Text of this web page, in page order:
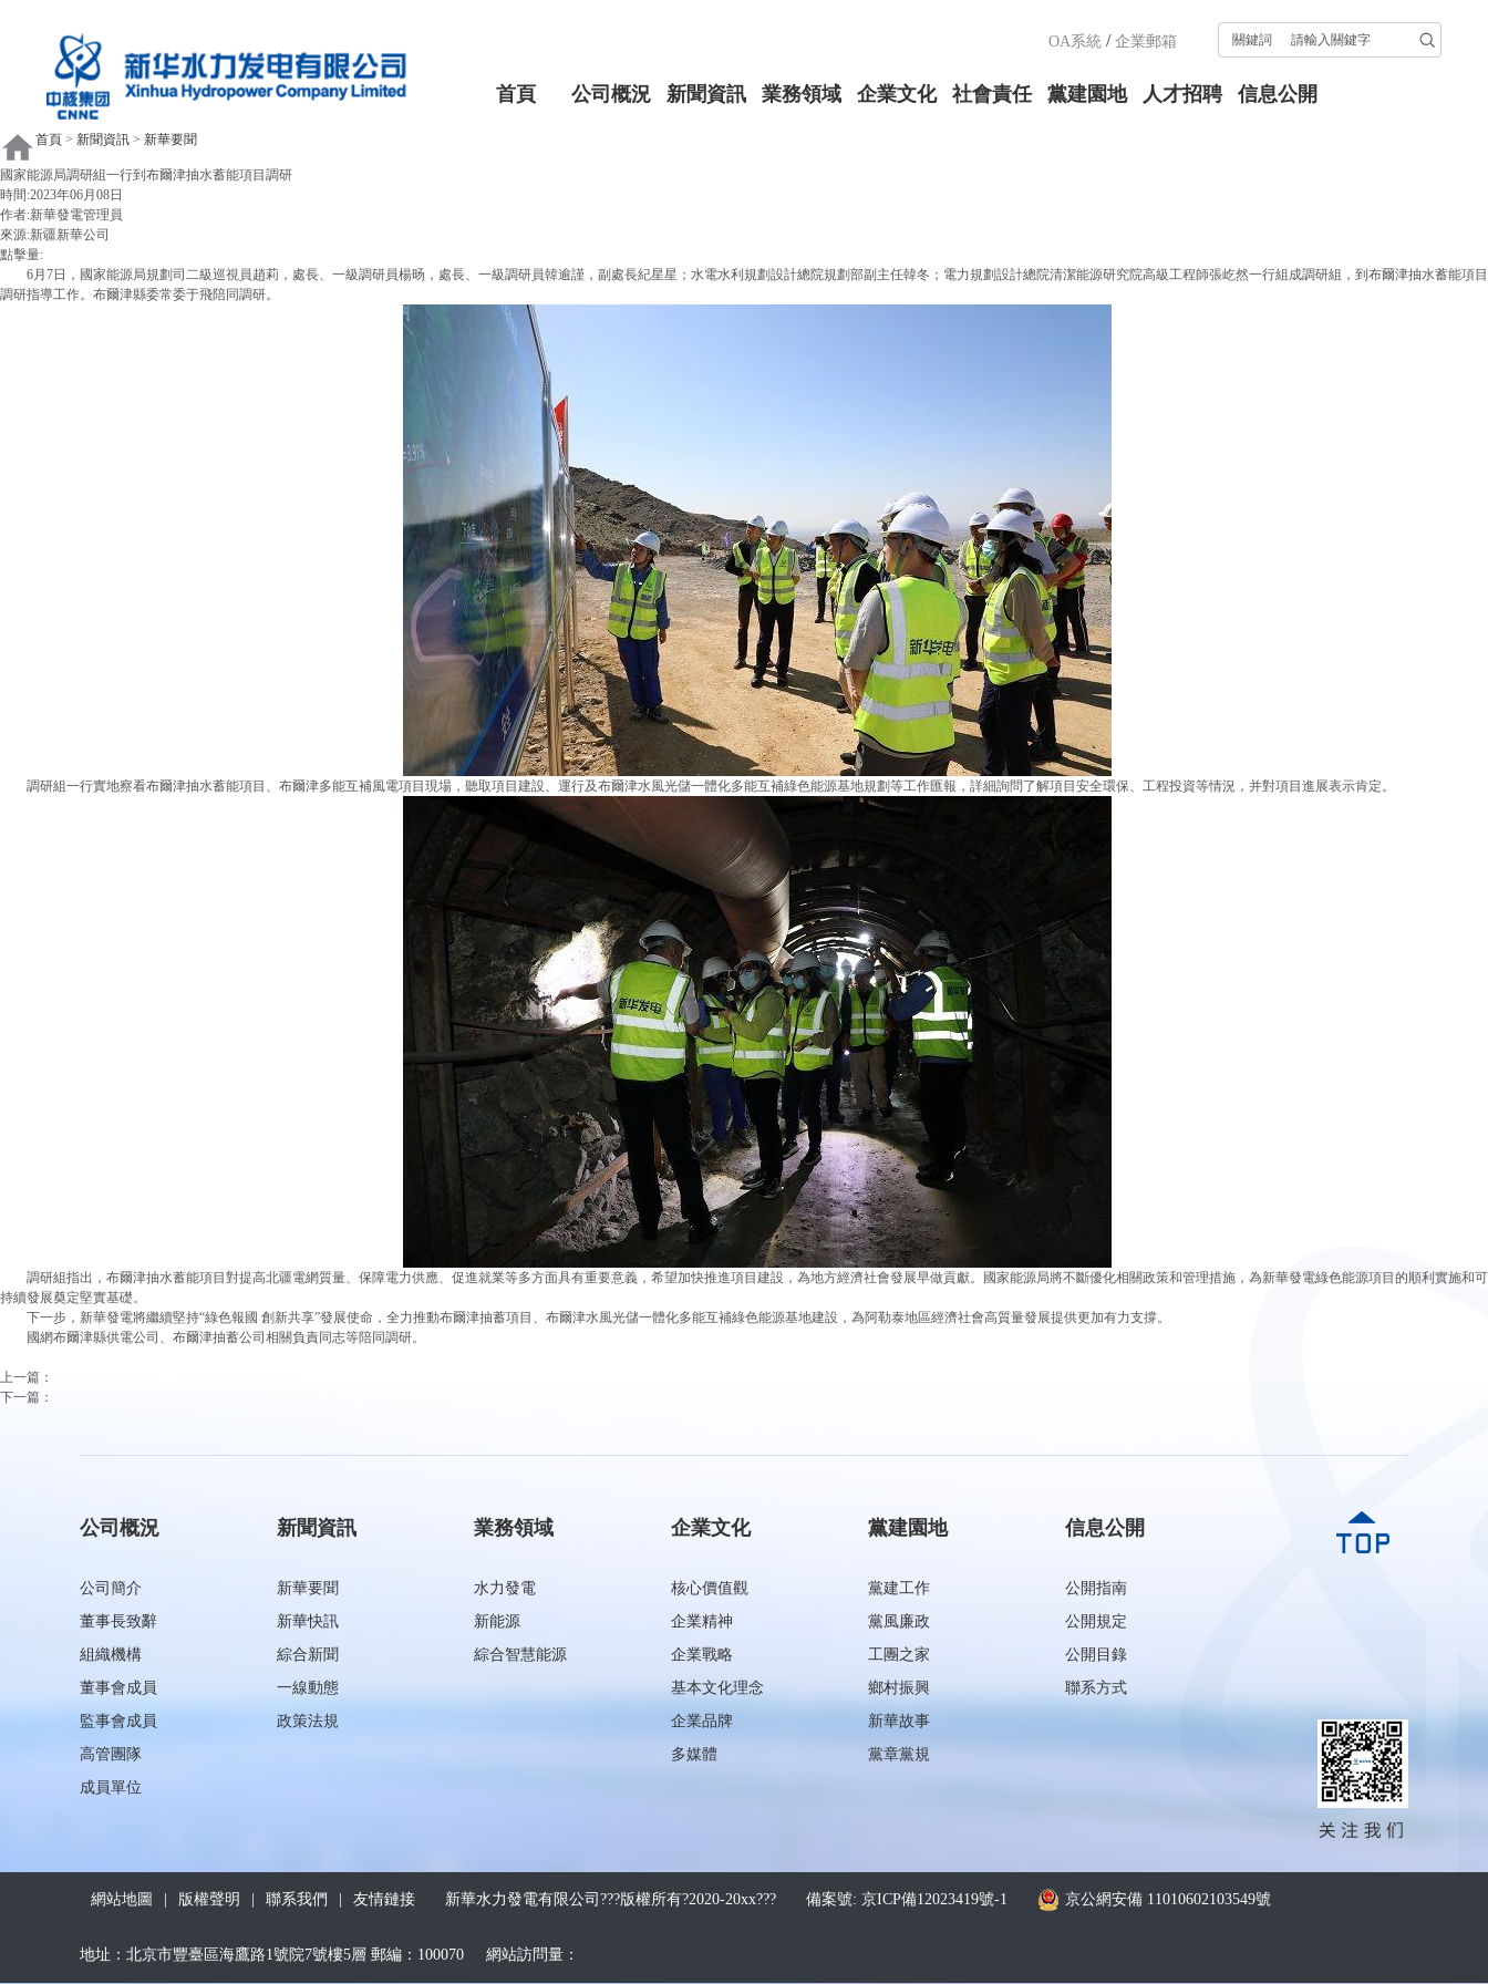
OA系統 / 企業郵箱 關鍵詞
首頁 公司概況 新聞資訊 業務領域 企業文化 社會責任 黨建園地 人才招聘 信息公開
首頁 > 新聞資訊 > 新華要聞
國家能源局調研組一行到布爾津抽水蓄能項目調研
時間:2023年06月08日
作者:新華發電管理員
來源:新疆新華公司
點擊量:
6月7日，國家能源局規劃司二級巡視員趙莉，處長、一級調研員楊旸，處長、一級調研員韓逾謹，副處長紀星星；水電水利規劃設計總院規劃部副主任韓冬；電力規劃設計總院清潔能源研究院高級工程師張屹然一行組成調研組，到布爾津抽水蓄能項目
調研指導工作。布爾津縣委常委于飛陪同調研。
調研組一行實地察看布爾津抽水蓄能項目、布爾津多能互補風電項目現場，聽取項目建設、運行及布爾津水風光儲一體化多能互補綠色能源基地規劃等工作匯報，詳細詢問了解項目安全環保、工程投資等情況，并對項目進展表示肯定。
調研組指出，布爾津抽水蓄能項目對提高北疆電網質量、保障電力供應、促進就業等多方面具有重要意義，希望加快推進項目建設，為地方經濟社會發展早做貢獻。國家能源局將不斷優化相關政策和管理措施，為新華發電綠色能源項目的順利實施和可
持續發展奠定堅實基礎。
下一步，新華發電將繼續堅持“綠色報國 創新共享”發展使命，全力推動布爾津抽蓄項目、布爾津水風光儲一體化多能互補綠色能源基地建設，為阿勒泰地區經濟社會高質量發展提供更加有力支撐。
國網布爾津縣供電公司、布爾津抽蓄公司相關負責同志等陪同調研。
上一篇：
下一篇：
公司概況
公司簡介
董事長致辭
組織機構
董事會成員
監事會成員
高管團隊
成員單位
新聞資訊
新華要聞
新華快訊
綜合新聞
一線動態
政策法規
業務領域
水力發電
新能源
綜合智慧能源
企業文化
核心價值觀
企業精神
企業戰略
基本文化理念
企業品牌
多媒體
黨建園地
黨建工作
黨風廉政
工團之家
鄉村振興
新華故事
黨章黨規
信息公開
公開指南
公開規定
公開目錄
聯系方式
網站地圖 版權聲明 聯系我們 友情鏈接 新華水力發電有限公司???版權所有?2020-20xx??? 備案號: 京ICP備12023419號-1 京公網安備 11010602103549號
地址：北京市豐臺區海鷹路1號院7號樓5層 郵編：100070 網站訪問量：